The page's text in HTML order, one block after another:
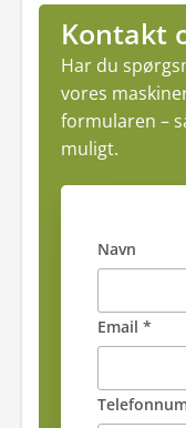
Kontakt
Har du
vores
formularen –
muligt.
Navn
Email *